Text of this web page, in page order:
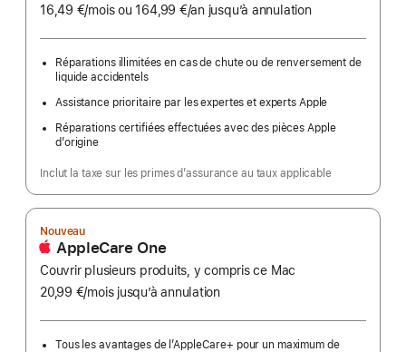
16,49 €/moispar
ou 164,99 €/an par
jusqu’à annulation
Réparations illimitées en cas de chute ou de renversement de
liquide accidentels
Assistance prioritaire par les expertes et experts Apple
Réparations certifiées effectuées avec des pièces Apple
d’origine
Inclut la taxe sur les primes d’assurance au taux applicable
Nouveau
AppleCare One
Couvrir plusieurs produits, y compris ce Mac
20,99 €/moispar
jusqu’à annulation
Tous les avantages de l’AppleCare+ pour un maximum de